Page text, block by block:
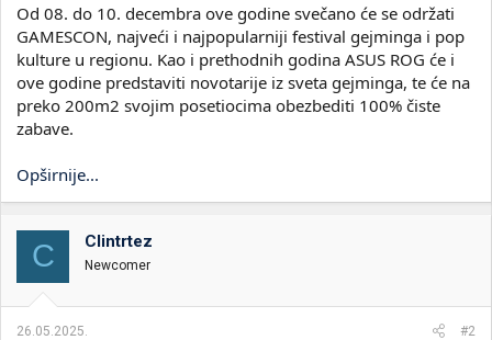
Od 08. do 10. decembra ove godine svečano će se održati
GAMESCON, najveći i najpopularniji festival gejminga i pop
kulture u regionu. Kao i prethodnih godina ASUS ROG će i
ove godine predstaviti novotarije iz sveta gejminga, te će na
preko 200m2 svojim posetiocima obezbediti 100% čiste
zabave.
Opširnije...
C Clintrtez
Newcomer
26.05.2025. #2